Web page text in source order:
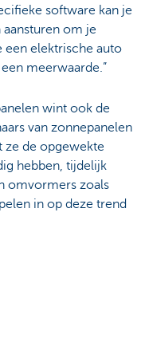
software kan je
om je
een elektrische auto
meerwaarde.”
wint ook de
van zonnepanelen
ze de opgewekte
hebben, tijdelijk
omvormers zoals
in op deze trend